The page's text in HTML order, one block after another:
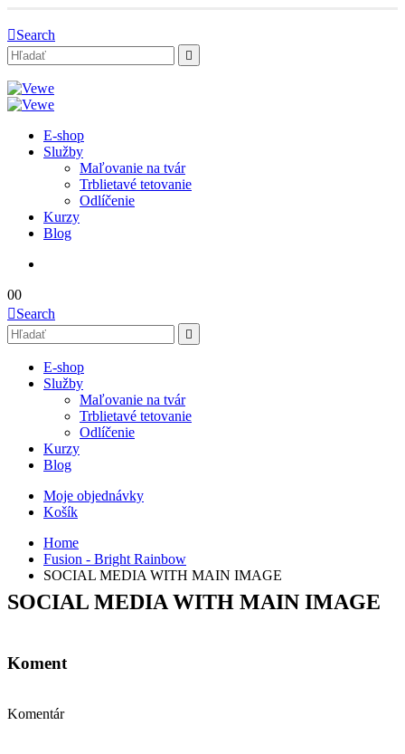
Search
E-shop
Služby
Maľovanie na tvár
Trblietavé tetovanie
Odlíčenie
Kurzy
Blog
00
Search
E-shop
Služby
Maľovanie na tvár
Trblietavé tetovanie
Odlíčenie
Kurzy
Blog
Moje objednávky
Košík
Home
Fusion - Bright Rainbow
SOCIAL MEDIA WITH MAIN IMAGE
SOCIAL MEDIA WITH MAIN IMAGE
Koment
Komentár